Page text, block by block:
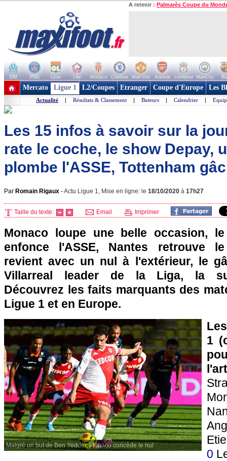
A retenir : Palmarès Coupe du
OM PSG Lyon Lille Monaco Chelsea Man Utd Arsenal Liverpool ManCity
+ de clubs
Mercato Ligue 1 L2/Coupes Etranger Coupe d'Europe Les
Actualité | Résultats & Classement | Buteurs | Calendrier |
Les 15 infos à savoir sur la
rate le coche, le show Depay,
plombe l'ASSE, Tottenham
Par Romain Rigaux -Actu Ligue 1, Mise en ligne: le 18/10/2020 à 17h27
Taille du texte: Email Imprimer
Monaco loupe une belle occasion,
enfonce l'ASSE, Nantes retrouve
revient avec un nul à l'extérieur, le
Villarreal leader de la Liga, la
Découvrez les faits marquants des
Ligue 1 et en Europe.
Malgré un but de Ben Yedder, Monaco concède le nul
1
0